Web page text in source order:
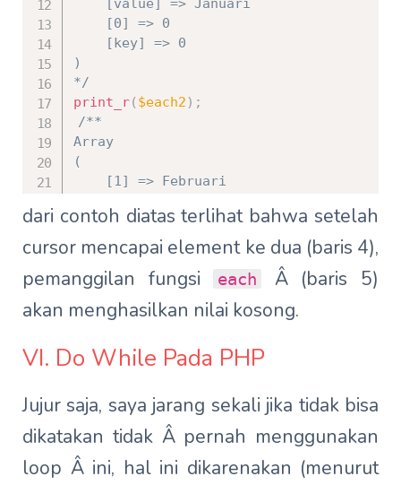
    [value] => Januari
    [0] => 0
    [key] => 0
)
*/
print_r( $each2 ) ;
/**
Array
(
    [1] => Februari
    [0] => 1
    [key] => 1
*/
print_r
$each3
/**
*/
dari contoh diatas terlihat bahwa setelah
cursor mencapai element ke dua (baris 4),
pemanggilan fungsi
each
Â (baris 5)
akan menghasilkan nilai kosong.
VI. Do While Pada PHP
Jujur saja, saya jarang sekali jika tidak bisa
dikatakan tidak Â pernah menggunakan
loop Â ini, hal ini dikarenakan (menurut